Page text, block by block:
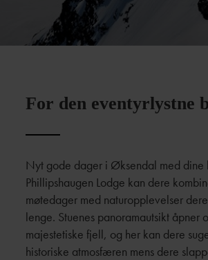
For den eventyrlystne
Nyt gode dager i Øksendal med dine
Phillipshaugen Lodge kan dere
møtedager med naturopplevelser
lenge. Stuenes panoramautsikt åpner
majestetiske fjell, og her kan dere
historiske atmosfæren mens dere